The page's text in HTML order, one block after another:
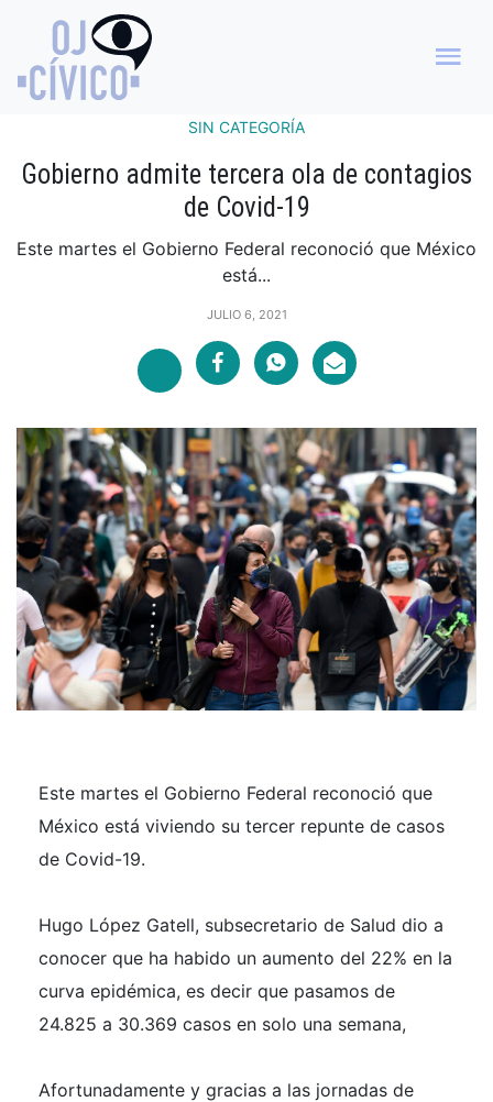
SIN CATEGORÍA
Gobierno admite tercera ola de contagios
de Covid-19
Este martes el Gobierno Federal reconoció que México
está...
JULIO 6, 2021
Este martes el Gobierno Federal reconoció que
México está viviendo su tercer repunte de casos
de Covid-19.
Hugo López Gatell, subsecretario de Salud dio a
conocer que ha habido un aumento del 22% en la
curva epidémica, es decir que pasamos de
24.825 a 30.369 casos en solo una semana,
Afortunadamente y gracias a las jornadas de